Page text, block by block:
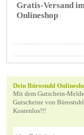
Gratis-Versand
Onlineshop
Dein Bürostuhl
Mit dem Gutschein-
Gutscheine von
Kostenlos!!!